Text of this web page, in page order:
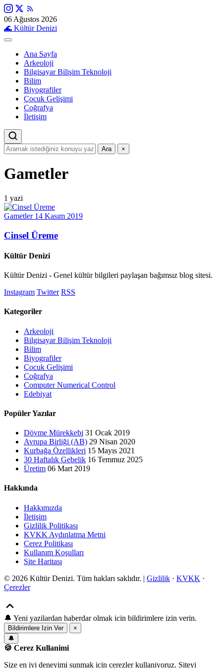
06 Ağustos 2026
🌊 Kültür Denizi
Ana Sayfa
Arkeoloji
Bilgisayar Bilişim Teknoloji
Bilim
Biyografiler
Çocuk Gelişimi
Coğrafya
İletişim
Ara ×
Gametler
1 yazi
Gametler 14 Kasım 2019
Cinsel Üreme
Kültür Denizi
Kültür Denizi - Genel kültür bilgileri paylaşan bağımsız blog sitesi.
Instagram Twitter RSS
Kategoriler
Arkeoloji
Bilgisayar Bilişim Teknoloji
Bilim
Biyografiler
Çocuk Gelişimi
Coğrafya
Computer Numerical Control
Edebiyat
Popüler Yazılar
Dövme Mürekkebi 31 Ocak 2019
Avrupa Birliği (AB) 29 Nisan 2020
Kurbağa Özellikleri 15 Mayıs 2021
30 Haftalık Gebelik 16 Temmuz 2025
Üretim 06 Mart 2019
Hakkında
Hakkımızda
İletişim
Gizlilik Politikası
KVKK Aydınlatma Metni
Çerez Politikası
Kullanım Koşulları
Site Haritası
© 2026 Kültür Denizi. Tüm hakları saklıdır. | Gizlilik · KVKK ·
Çerezler
🔔 Yeni yazilardan haberdar olmak icin bildirimlere izin verin.
Bildirimlere Izin Ver
×
🔔
🍪 Cerez Kullanimi
Size en iyi deneyimi sunmak icin cerezler kullaniyoruz. Siteyi